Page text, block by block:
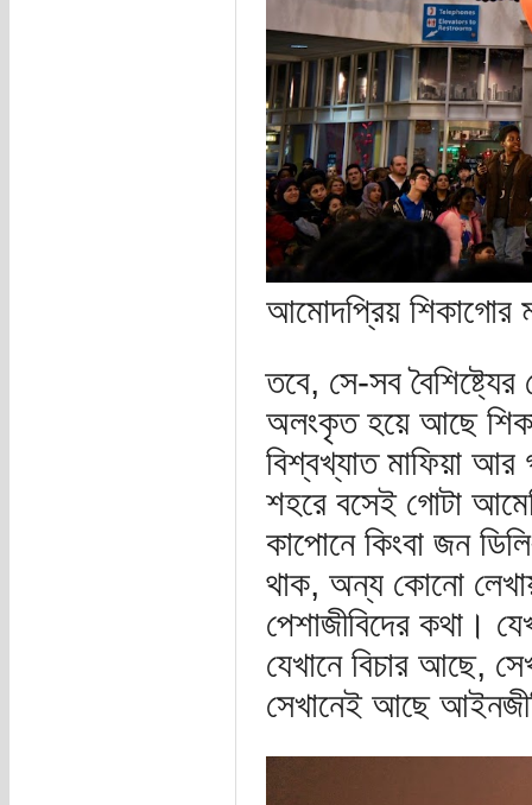
আমোদপ্রিয় শিকাগোর
তবে, সে-সব
অলংকৃত হয়ে আছে
বিশ্বখ্যাত মাফিয়া
শহরে বসেই গোটা
কাপোনে কিংবা জন
থাক, অন্য কোনো
পেশাজীবিদের কথা।
যেখানে বিচার আছে,
সেখানেই আছে